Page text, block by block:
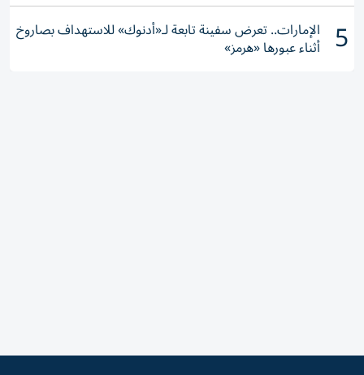
5 الإمارات.. تعرض سفينة تابعة لـ«أدنوك» للاستهداف بصاروخ
أثناء عبورها «هرمز»